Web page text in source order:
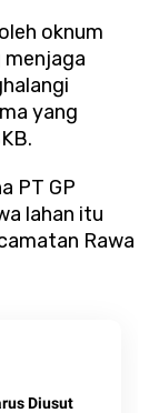
oknum
menjaga
yang
PT GP
lahan itu
Rawa
Diusut